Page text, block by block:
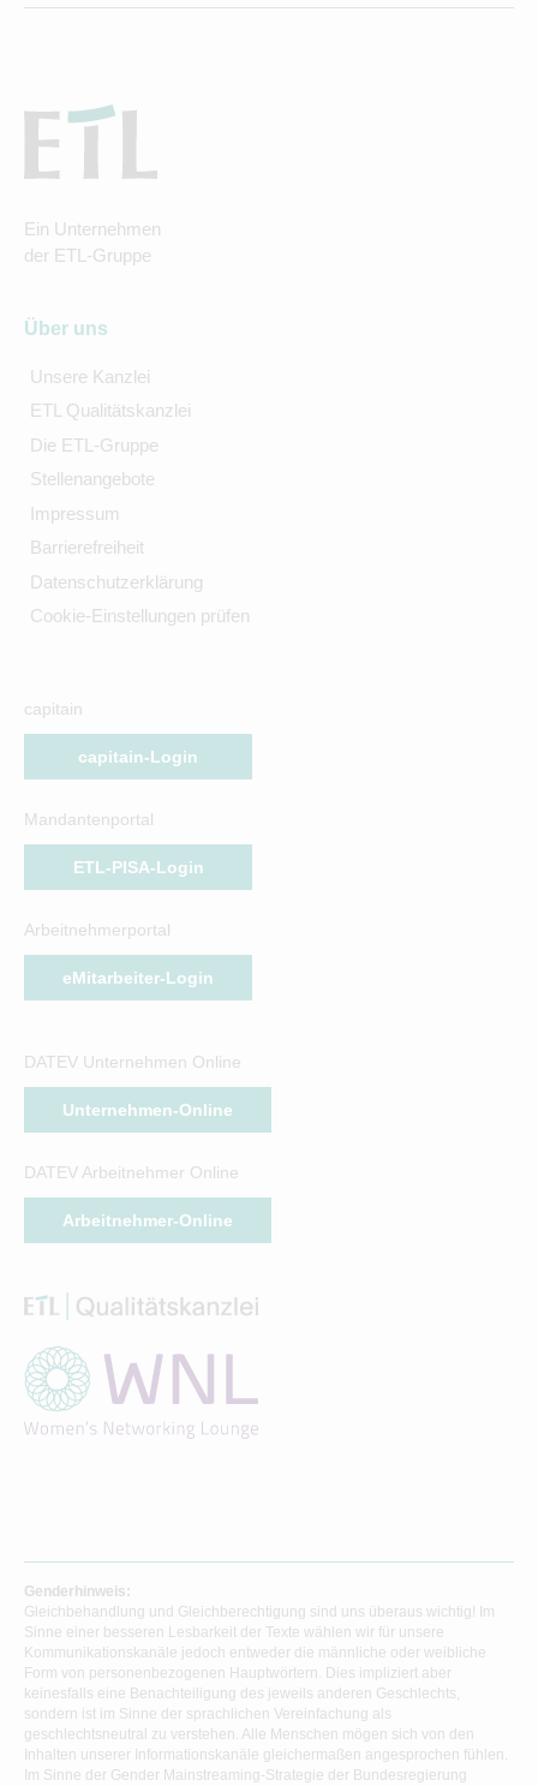
Ein Unternehmen
der ETL-Gruppe
Über uns
Unsere Kanzlei
ETL Qualitätskanzlei
Die ETL-Gruppe
Stellenangebote
Impressum
Barrierefreiheit
Datenschutzerklärung
Cookie-Einstellungen prüfen
capitain
capitain-Login
Mandantenportal
ETL-PISA-Login
Arbeitnehmerportal
eMitarbeiter-Login
DATEV Unternehmen Online
Unternehmen-Online
DATEV Arbeitnehmer Online
Arbeitnehmer-Online
Genderhinweis:
Gleichbehandlung und Gleichberechtigung sind uns überaus wichtig! Im
Sinne einer besseren Lesbarkeit der Texte wählen wir für unsere
Kommunikationskanäle jedoch entweder die männliche oder weibliche
Form von personenbezogenen Hauptwörtern. Dies impliziert aber
keinesfalls eine Benachteiligung des jeweils anderen Geschlechts,
sondern ist im Sinne der sprachlichen Vereinfachung als
geschlechtsneutral zu verstehen. Alle Menschen mögen sich von den
Inhalten unserer Informationskanäle gleichermaßen angesprochen fühlen.
Im Sinne der Gender Mainstreaming-Strategie der Bundesregierung